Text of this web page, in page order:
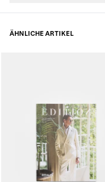
ÄHNLICHE ARTIKEL